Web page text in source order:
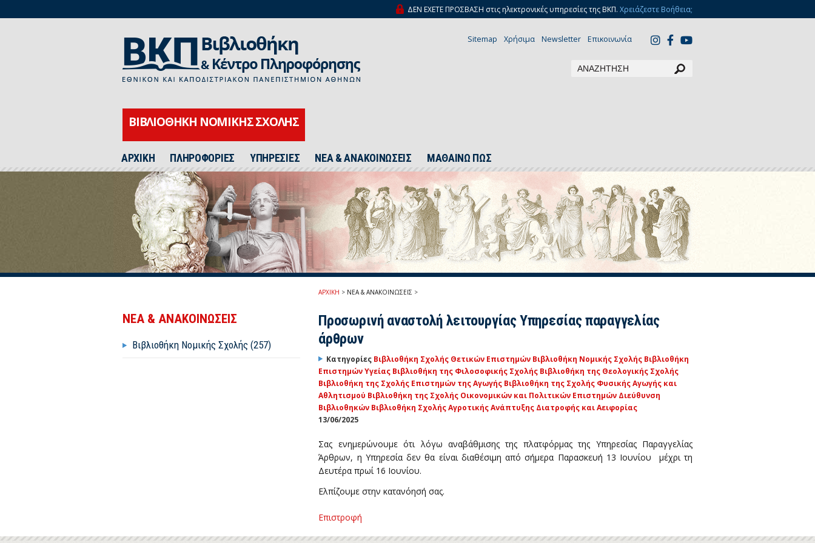
ΔΕΝ ΕΧΕΤΕ ΠΡΟΣΒΑΣΗ στις ηλεκτρονικές υπηρεσίες της ΒΚΠ. Χρειάζεστε Βοήθεια;
Sitemap Χρήσιμα Newsletter Επικοινωνία
ΒΙΒΛΙΟΘΗΚΗ ΝΟΜΙΚΗΣ ΣΧΟΛΗΣ
ΑΡΧΙΚΗ ΠΛΗΡΟΦΟΡΙΕΣ ΥΠΗΡΕΣΙΕΣ ΝΕΑ & ΑΝΑΚΟΙΝΩΣΕΙΣ ΜΑΘΑΙΝΩ ΠΩΣ
ΝΕΑ & ΑΝΑΚΟΙΝΩΣΕΙΣ
Βιβλιοθήκη Νομικής Σχολής (257)
ΑΡΧΙΚΗ > ΝΕΑ & ΑΝΑΚΟΙΝΩΣΕΙΣ >
Προσωρινή αναστολή λειτουργίας Υπηρεσίας παραγγελίας
άρθρων
Κατηγορίες Βιβλιοθήκη Σχολής Θετικών Επιστημών Βιβλιοθήκη Νομικής Σχολής Βιβλιοθήκη
Επιστημών Υγείας Βιβλιοθήκη της Φιλοσοφικής Σχολής Βιβλιοθήκη της Θεολογικής Σχολής
Βιβλιοθήκη της Σχολής Επιστημών της Αγωγής Βιβλιοθήκη της Σχολής Φυσικής Αγωγής και
Αθλητισμού Βιβλιοθήκη της Σχολής Οικονομικών και Πολιτικών Επιστημών Διεύθυνση
Βιβλιοθηκών Βιβλιοθήκη Σχολής Αγροτικής Ανάπτυξης Διατροφής και Αειφορίας
13/06/2025
Σας ενημερώνουμε ότι λόγω αναβάθμισης της πλατφόρμας της Υπηρεσίας Παραγγελίας
Άρθρων, η Υπηρεσία δεν θα είναι διαθέσιμη από σήμερα Παρασκευή 13 Ιουνίου μέχρι τη
Δευτέρα πρωί 16 Ιουνίου.
Ελπίζουμε στην κατανόησή σας.
Επιστροφή